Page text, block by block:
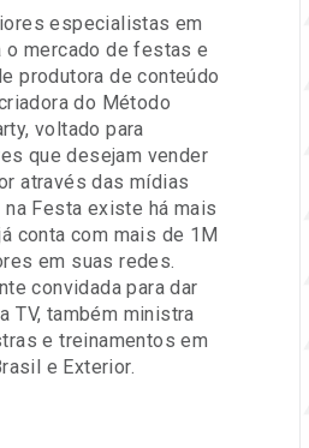
especialistas em
o mercado de festas e
produtora de conteúdo
do Método
voltado para
que desejam vender
através das mídias
na Festa existe há mais
conta com mais de 1M
em suas redes.
convidada para dar
TV, também ministra
e treinamentos em
e Exterior.